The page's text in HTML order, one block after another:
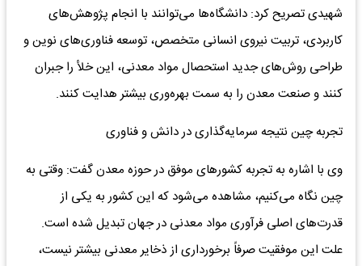
شهیدی تصریح کرد: دانشگاه‌ها می‌توانند با انجام پژوهش‌های
کاربردی، تربیت نیروی انسانی متخصص، توسعه فناوری‌های نوین و
طراحی روش‌های جدید استحصال مواد معدنی، این خلأ را جبران
کنند و صنعت معدن را به سمت بهره‌وری بیشتر هدایت کنند.
تجربه چین نتیجه سرمایه‌گذاری در دانش و فناوری
وی با اشاره به تجربه کشور‌های موفق در حوزه معدن گفت: وقتی به
چین نگاه می‌کنیم، مشاهده می‌شود که این کشور به یکی از
قدرت‌های اصلی فرآوری مواد معدنی در جهان تبدیل شده است.
علت این موفقیت صرفاً برخورداری از ذخایر معدنی بیشتر نیست،